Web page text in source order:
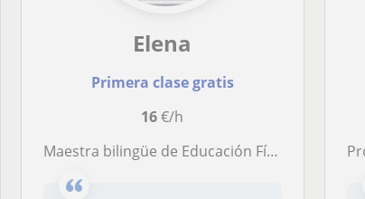
Elena
Primera clase gratis
16€/h
Maestra bilingüe de Educación Física y música, con C1 de inglés y título profesional de piano